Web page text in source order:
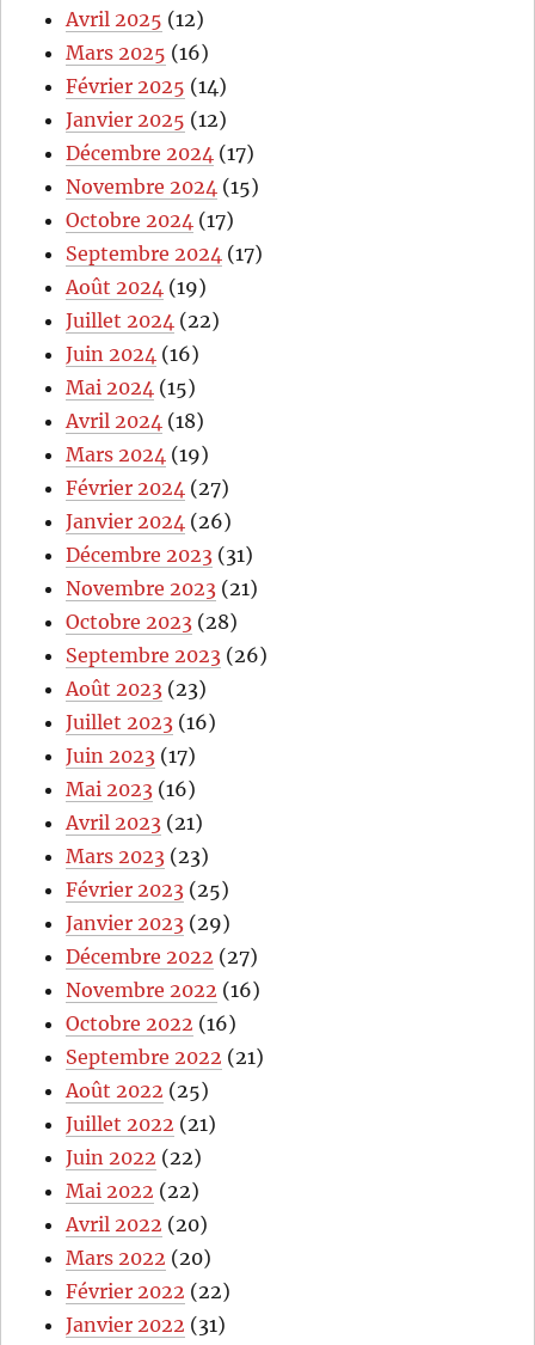
Avril 2025 (12)
Mars 2025 (16)
Février 2025 (14)
Janvier 2025 (12)
Décembre 2024 (17)
Novembre 2024 (15)
Octobre 2024 (17)
Septembre 2024 (17)
Août 2024 (19)
Juillet 2024 (22)
Juin 2024 (16)
Mai 2024 (15)
Avril 2024 (18)
Mars 2024 (19)
Février 2024 (27)
Janvier 2024 (26)
Décembre 2023 (31)
Novembre 2023 (21)
Octobre 2023 (28)
Septembre 2023 (26)
Août 2023 (23)
Juillet 2023 (16)
Juin 2023 (17)
Mai 2023 (16)
Avril 2023 (21)
Mars 2023 (23)
Février 2023 (25)
Janvier 2023 (29)
Décembre 2022 (27)
Novembre 2022 (16)
Octobre 2022 (16)
Septembre 2022 (21)
Août 2022 (25)
Juillet 2022 (21)
Juin 2022 (22)
Mai 2022 (22)
Avril 2022 (20)
Mars 2022 (20)
Février 2022 (22)
Janvier 2022 (31)